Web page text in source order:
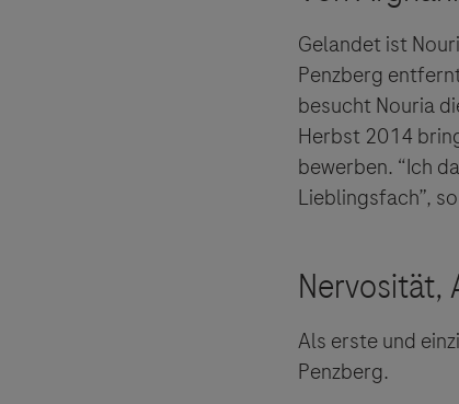
Gelandet ist
Penzberg
besucht Nouria
Herbst 2014
bewerben. “Ich
Lieblingsfach”,
Als erste und
Penzberg.